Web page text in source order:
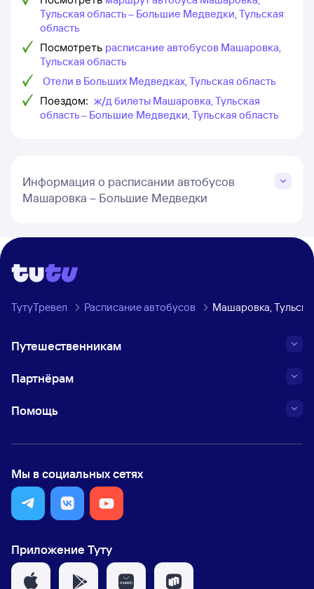
Тульская область – Большие Медведки, Тульская
область
Посмотреть расписание автобусов Машаровка,
Тульская область
Отели в Больших Медведках, Тульская область
Поездом: ж/д билеты Машаровка, Тульская
область – Большие Медведки, Тульская область
Информация о расписании автобусов
Машаровка – Большие Медведки
ТутуТревел Расписание автобусов Машаровка,
Путешественникам
Партнёрам
Помощь
Мы в социальных сетях
Приложение Туту